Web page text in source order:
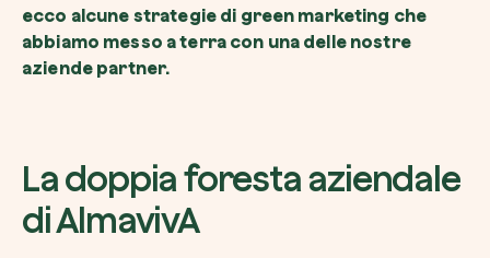
ecco alcune strategie di green marketing che
abbiamo messo a terra con una delle nostre
aziende partner.
La doppia foresta aziendale
di AlmavivA